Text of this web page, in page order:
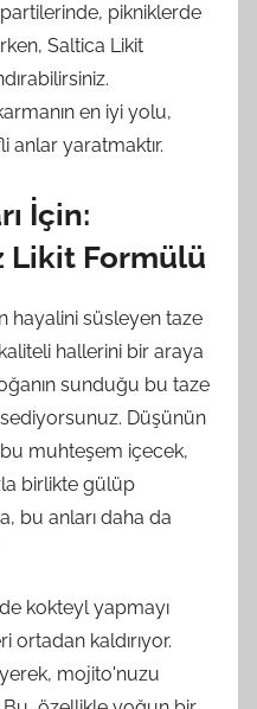
pikniklerde
Saltica Likit
en iyi yolu,
anlar yaratmaktır.
İçin:
Likit Formülü
hayalini süsleyen taze
hallerini bir araya
sunduğu bu taze
Düşünün
muhteşem içecek,
birlikte gülüp
bu anları daha da
kokteyl yapmayı
ortadan kaldırıyor.
mojito'nuzu